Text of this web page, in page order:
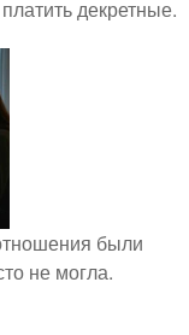
декретные.
были
не могла.